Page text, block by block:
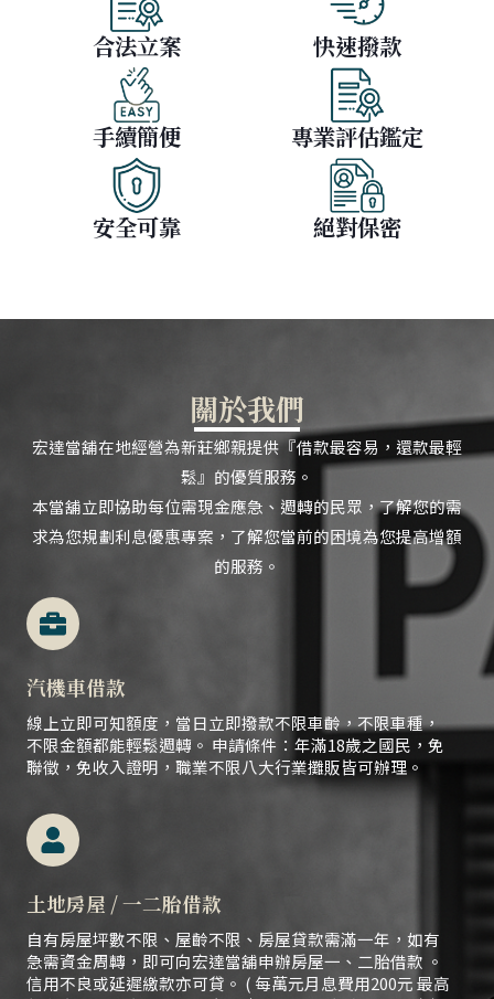
合法立案 快速撥款
手續簡便 專業評估鑑定
安全可靠 絕對保密
關於我們
宏達當舖在地經營為新莊鄉親提供『借款最容易，還款最輕
鬆』的優質服務。
本當舖立即協助每位需現金應急、 週轉的民眾，了解您的需
求為您規劃利息優惠專案，了解您當前的困境為您提高增額
的服務。
汽機車借款
線上立即可知額度，當日立即撥款不限車齡，不限車種，
不限金額都能輕鬆週轉。 申請條件：年滿18歲之國民，免
聯徵，免收入證明，職業不限八大行業攤販皆可辦理。
土地房屋 / 一二胎借款
自有房屋坪數不限、屋齡不限、房屋貸款需滿一年，如有
急需資金周轉，即可向宏達當舖申辦房屋一、二胎借款 。
信用不良或延遲繳款亦可貸。 ( 每萬元月息費用200元 最高